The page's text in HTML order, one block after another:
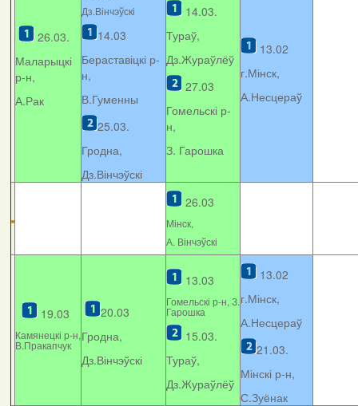
26.03.
Маларыцкі
р-н,
А.Рак
Дз.Вінчэўскі
14.03
Бераставіцкі р-
н,
В.Гуменны
25.03.
Гродна,
Дз.Вінчэўскі
14.03.
Тураў,
Дз.Жураўлёў
27.03
Гомельскі р-
н,
З. Гарошка
13.02
г.Мінск,
А.Несцераў
26.03
Мінcк,
А. Вінчэўскі
19.03
Камянецкі р-н,
В.Пракапчук
20.03
Гродна,
Дз.Вінчэўскі
13.03
Гомельскі р-н, З.
Гарошка
15.03.
Тураў,
Дз.Жураўлёў
13.02
г.Мінск,
А.Несцераў
21.03.
Мінскі р-н,
С.Зуёнак